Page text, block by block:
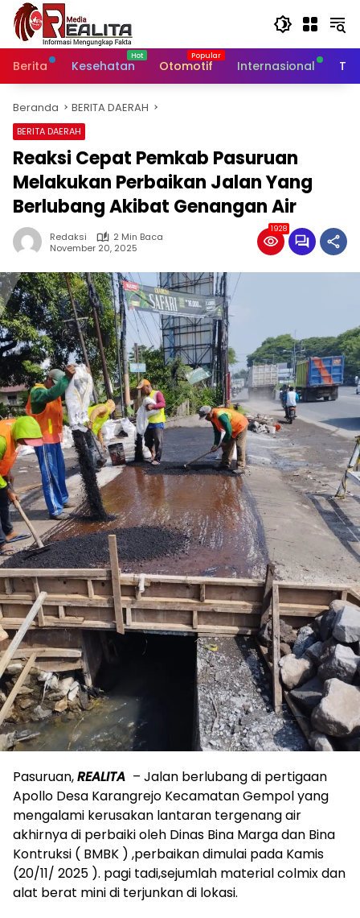
Langsung
konten
Berita
Kesehatan Otomotif Internasional
Beranda BERITA DAERAH
BERITA DAERAH
Reaksi Cepat Pemkab Pasuruan
Melakukan Perbaikan Jalan Yang
Berlubang Akibat Genangan Air
Redaksi
2 Min Baca
November 20, 2025
1928
Pasuruan,REALITA – Jalan berlubang di pertigaan
Apollo Desa Karangrejo Kecamatan Gempol yang
mengalami kerusakan lantaran tergenang air
akhirnya di perbaiki oleh Dinas Bina Marga dan Bina
Kontruksi ( BMBK ) ,perbaikan dimulai pada Kamis
(20/11/ 2025 ). pagi tadi,sejumlah material colmix dan
alat berat mini di terjunkan di lokasi.